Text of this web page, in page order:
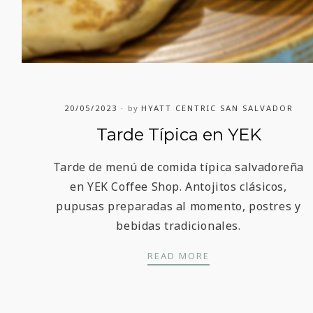
20/05/2023 by HYATT CENTRIC SAN SALVADOR
Tarde Típica en YEK
Tarde de menú de comida típica salvadoreña
en YEK Coffee Shop. Antojitos clásicos,
pupusas preparadas al momento, postres y
bebidas tradicionales.
READ MORE